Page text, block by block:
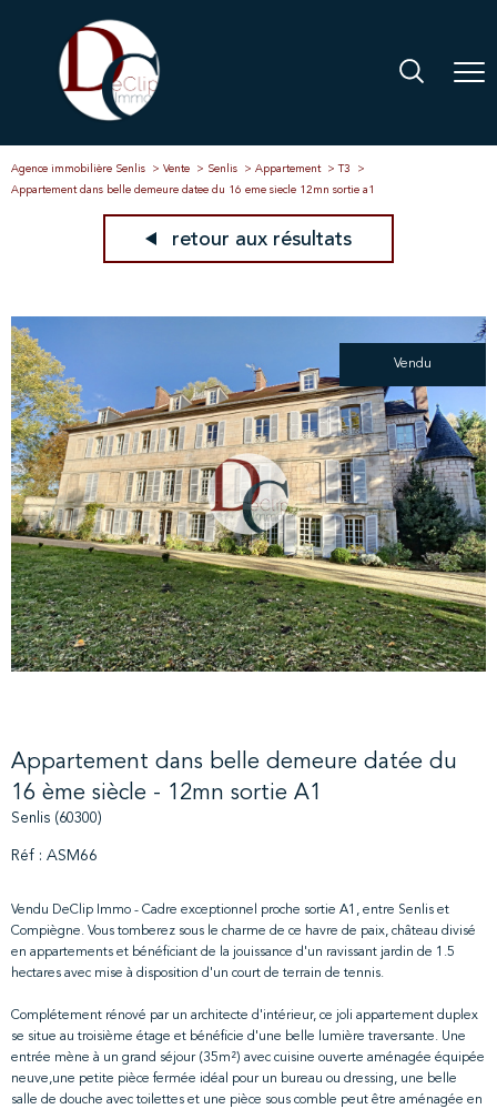
Agence immobilière Senlis Vente Senlis Appartement
T3
Appartement dans belle demeure datee du 16 eme siecle 12mn sortie a1
retour aux résultats
Vendu
Appartement dans belle demeure datée du
16 ème siècle - 12mn sortie A1
Senlis (60300)
Réf : ASM66
Vendu DeClip Immo - Cadre exceptionnel proche sortie A1, entre Senlis et
Compiègne. Vous tomberez sous le charme de ce havre de paix, château divisé
en appartements et bénéficiant de la jouissance d'un ravissant jardin de 1.5
hectares avec mise à disposition d'un court de terrain de tennis.
Complétement rénové par un architecte d'intérieur, ce joli appartement duplex
se situe au troisième étage et bénéficie d'une belle lumière traversante. Une
entrée mène à un grand séjour (35m²) avec cuisine ouverte aménagée équipée
neuve,une petite pièce fermée idéal pour un bureau ou dressing, une belle
salle de douche avec toilettes et une pièce sous comble peut être aménagée en